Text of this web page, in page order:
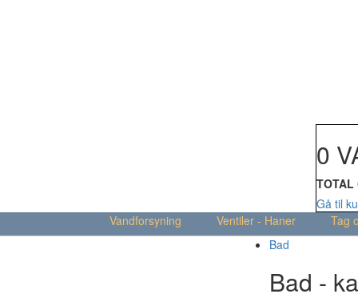
0
TOTAL
Gå til
Vandforsyning
Ventiler - Haner Tag
Bad
Bad -